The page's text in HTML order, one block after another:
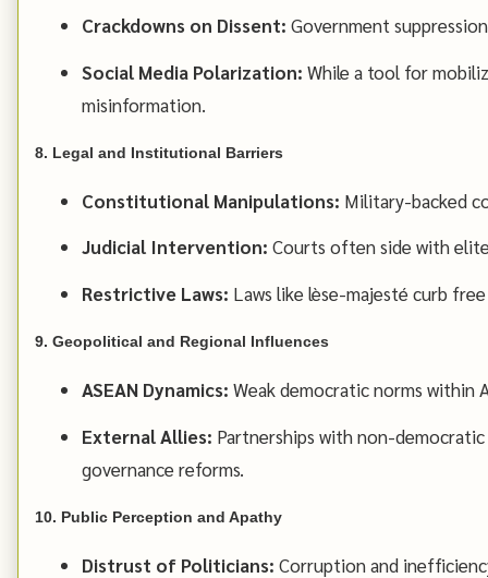
Crackdowns on Dissent: Government
Social Media Polarization: While a tool for
misinformation.
8. Legal and Institutional Barriers
Constitutional Manipulations: Military-backed
Judicial Intervention: Courts often side with
Restrictive Laws: Laws like lèse-majesté curb
9. Geopolitical and Regional Influences
ASEAN Dynamics: Weak democratic norms within
External Allies: Partnerships with non-
governance reforms.
10. Public Perception and Apathy
Distrust of Politicians: Corruption and